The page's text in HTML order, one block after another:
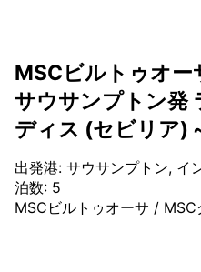
MSCビルトゥオー
サウサンプトン発
ディス (セビリア)
出発港: サウサンプトン, イ
泊数: 5
MSCビルトゥオーサ / MSC